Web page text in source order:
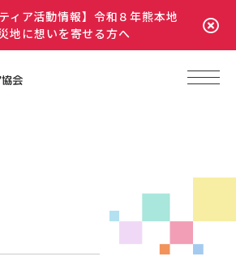
ィア活動情報】令和８年熊本地
地に想いを寄せる方へ